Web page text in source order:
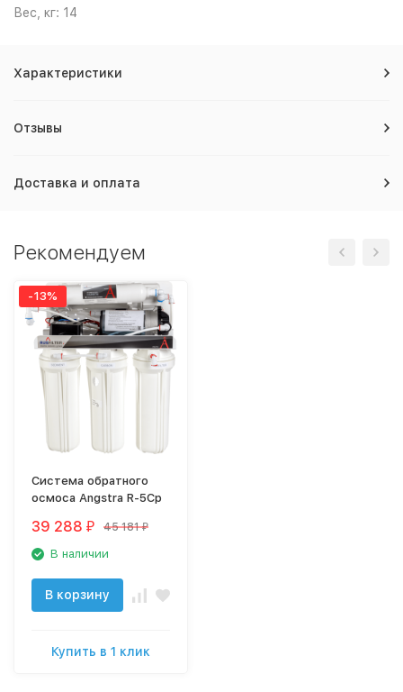
Вес, кг: 14
Характеристики
Отзывы
Доставка и оплата
Рекомендуем
-13%
Система обратного
осмоса Angstra R-5Cp
39 288 ₽ 45 181 ₽
В наличии
В корзину
Купить в 1 клик